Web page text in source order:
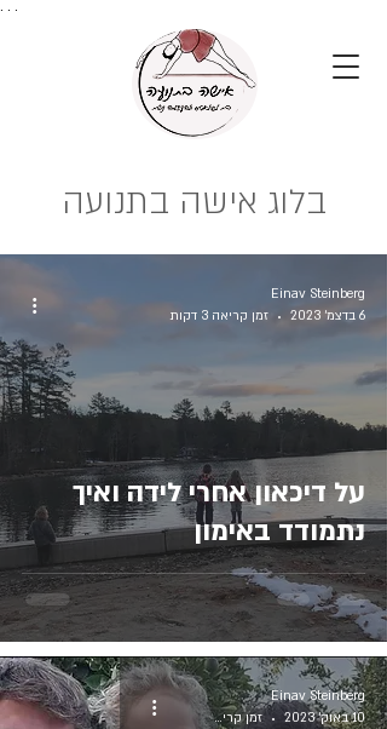
בלוג אישה בתנועה
על דיכאון אחרי לידה ואיך
נתמודד באימון
Einav Steinberg
6 בדצמ׳ 2023
זמן קריאה 3 דקות
Einav Steinberg
10 באוק׳ 2023
זמן קריאה 2 דקות